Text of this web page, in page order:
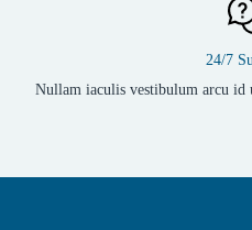
24/7
Nullam iaculis vestibulum arcu id